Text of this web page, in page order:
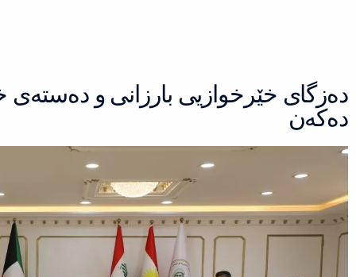
ده‌زگای خێرخوازیی بارزانی و
ده‌كه‌ن